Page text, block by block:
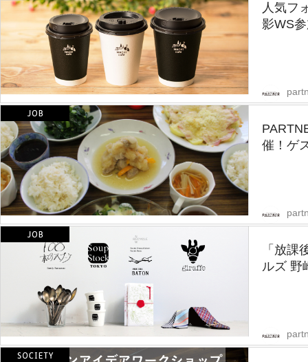
人気フ
影WS
催！ゲ
「放課
ルズ 野